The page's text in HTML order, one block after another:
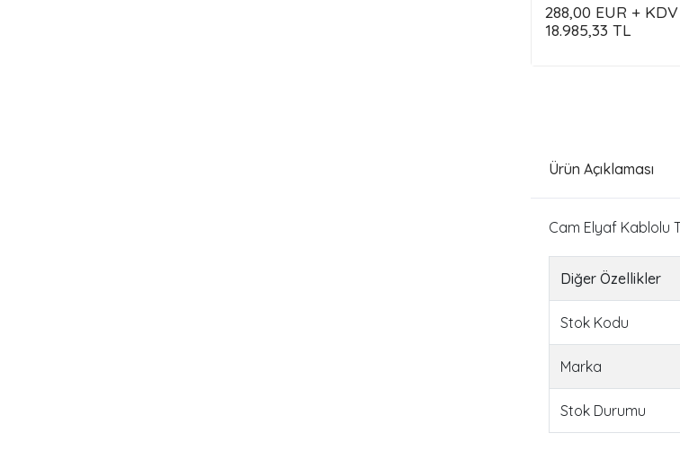
288,00 EUR + KDV
18.985,33TL
Ürün Açıklaması
Cam Elyaf Kablolu
Diğer Özellikler
Stok Kodu
Marka
Stok Durumu